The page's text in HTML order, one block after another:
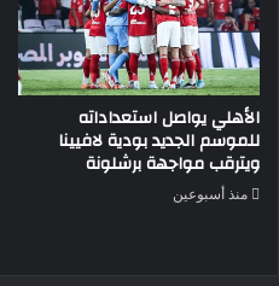
الأهلي يواصل استعداداته
للموسم الجديد بودية لافيينا
ويترقب مواجهة برشلونة
منذ أسبوعين